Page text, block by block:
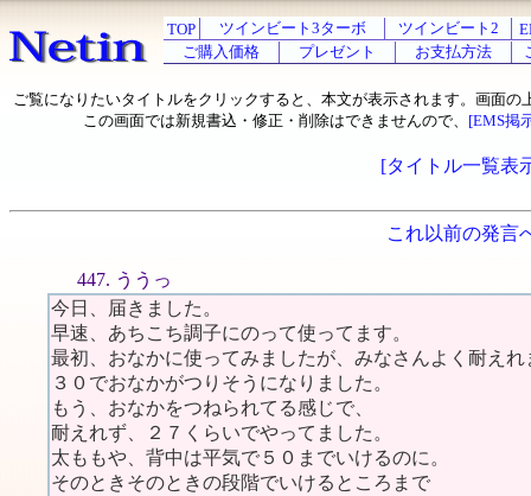
TOP ツインビート3ターボ ツインビート2
ご購入価格
プレゼント お支払方法
ご覧になりたいタイトルをクリックすると、本文が表示されます。画面の
この画面では新規書込・修正・削除はできませんので、 [EMS掲
[タイトル一覧表
これ以前の発言
447. ううっ
今日、届きました。
早速、あちこち調子にのって使ってます。
最初、おなかに使ってみましたが、みなさんよく耐えれ
３０でおなかがつりそうになりました。
もう、おなかをつねられてる感じで、
耐えれず、２７くらいでやってました。
太ももや、背中は平気で５０までいけるのに。
そのときそのときの段階でいけるところまで